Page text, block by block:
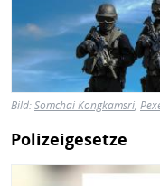
Bild:Somchai Kongkamsri,
Polizeigesetze
Bild